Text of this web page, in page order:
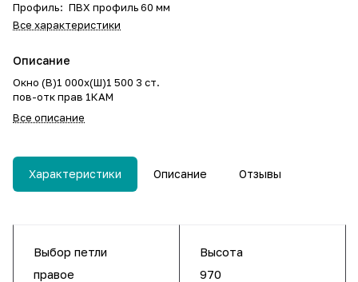
Профиль: ПВХ профиль 60 мм
Все характеристики
Описание
Окно (В)1 000х(Ш)1 500 3 ст.
пов-отк прав 1КАМ
Все описание
Характеристики Описание Отзывы
Выбор петли
правое
Высота
970